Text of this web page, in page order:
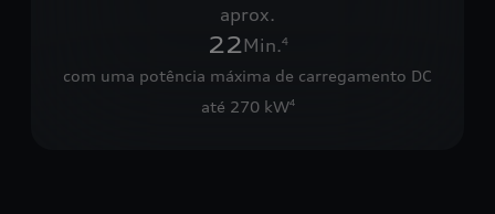
aprox.
22Min.4
com uma potência máxima de carregamento DC
até 270 kW4